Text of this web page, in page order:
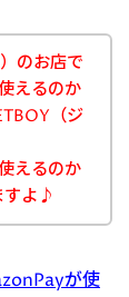
のお店で
えるのか
（ジ
えるのか
すよ♪
が使